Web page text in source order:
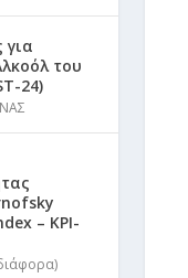
για
του
24)
– KPI-